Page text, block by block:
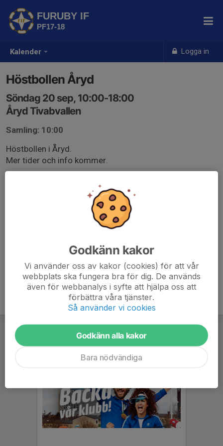
Kalender Logga in
FURUBY IF
PF17-18
Höstbollen Åryd
Söndag 20 sep, 10:00-18:00
Åryd Tivabvallen
Samling: 10:00
Höstbollen i Åryd.
Mer tider och info kommer.
Vi behöver ert svar senast 20/8 för att veta hur många
lag vi behöver anmäla.
Anmälan är öppen för lagets medlemmar. Logga in här
Godkänn kakor
Vi använder oss av kakor (cookies) för att vår
webbplats ska fungera bra för dig. De används
även för webbanalys i syfte att hjälpa oss att
förbättra våra tjänster.
Så använder vi cookies
Godkänn alla kakor
Bara nödvändiga